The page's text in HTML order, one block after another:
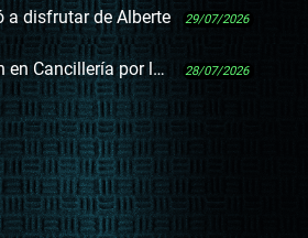
a disfrutar de Alberte 29/07/2026
en Nicaragua, que Ortega ya dijo que no habrá 28/07/2026